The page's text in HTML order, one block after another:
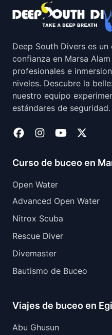
Deep South Divers es
confianza en Marsa
profesionales e
niveles. Descubre la
nuestro equipo
estándares de seguridad.
Curso de buceo en
Open Water
Advanced Open Water
Nitrox Scuba
Rescue Diver
Divemaster
Bautismo de Buceo
Viajes de buceo en
Abu Ghusun